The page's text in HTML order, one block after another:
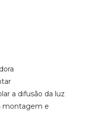
a difusão da luz
montagem e